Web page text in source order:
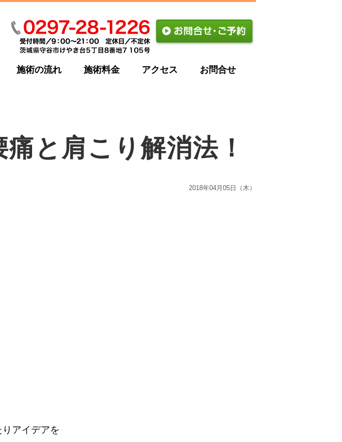
施術の流れ 施術料金 アクセス お問合せ
と肩こり解消法！
2018年04月05日（木）
アイデアを